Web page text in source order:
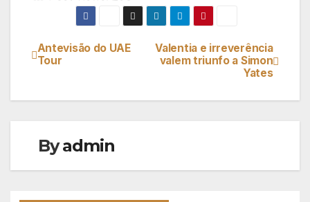
Navegação
Valentia e irreverência
valem triunfo a Simon
Yates
Antevisão do UAE
Tour
Byadmin